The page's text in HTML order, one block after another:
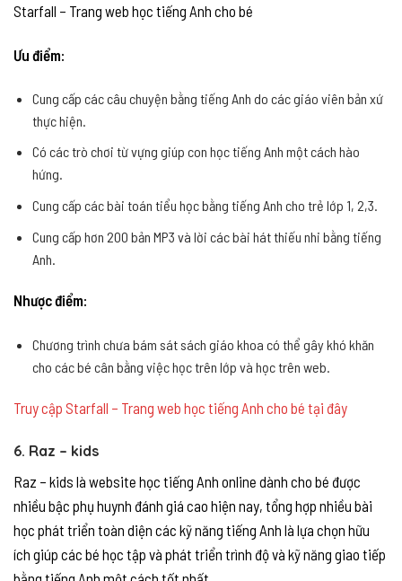
Starfall – Trang web học tiếng Anh cho bé
Ưu điểm:
Cung cấp các câu chuyện bằng tiếng Anh do các giáo viên bản xứ
thực hiện.
Có các trò chơi từ vựng giúp con học tiếng Anh một cách hào
hứng.
Cung cấp các bài toán tiểu học bằng tiếng Anh cho trẻ lớp 1, 2,3.
Cung cấp hơn 200 bản MP3 và lời các bài hát thiếu nhi bằng tiếng
Anh.
Nhược điểm:
Chương trình chưa bám sát sách giáo khoa có thể gây khó khăn
cho các bé cân bằng việc học trên lớp và học trên web.
Truy cập Starfall – Trang web học tiếng Anh cho bé tại đây
6. Raz – kids
Raz – kids là website học tiếng Anh online dành cho bé được
nhiều bậc phụ huynh đánh giá cao hiện nay, tổng hợp nhiều bài
học phát triển toàn diện các kỹ năng tiếng Anh là lựa chọn hữu
ích giúp các bé học tập và phát triển trình độ và kỹ năng giao tiếp